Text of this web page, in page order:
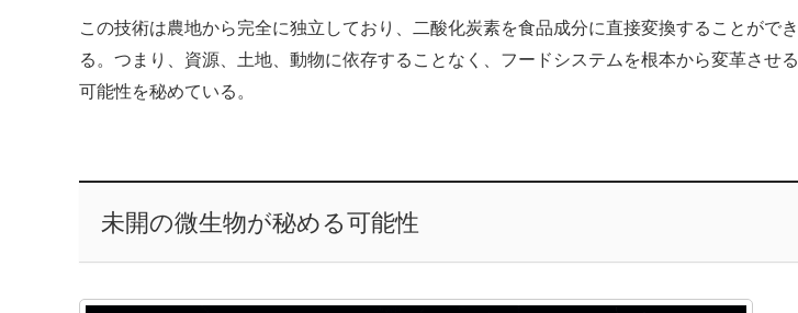
この技術は農地から完全に独立しており、二酸化炭素を食品成分に直接変換することができ
る。つまり、資源、土地、動物に依存することなく、フードシステムを根本から変革させる
可能性を秘めている。
未開の微生物が秘める可能性